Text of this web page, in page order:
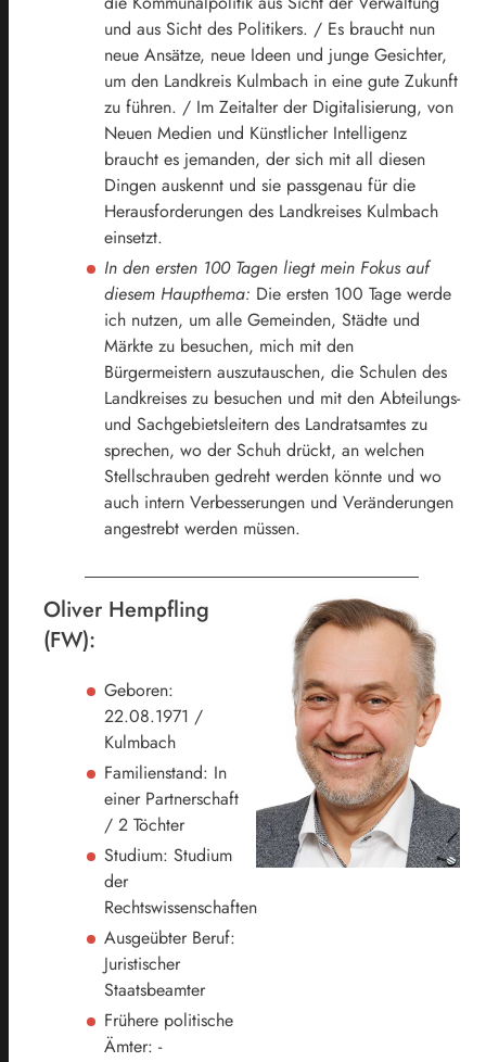
und aus Sicht des Politikers. / Es braucht nun
neue Ansätze, neue Ideen und junge Gesichter,
um den Landkreis Kulmbach in eine gute Zukunft
zu führen. / Im Zeitalter der Digitalisierung, von
Neuen Medien und Künstlicher Intelligenz
braucht es jemanden, der sich mit all diesen
Dingen auskennt und sie passgenau für die
Herausforderungen des Landkreises Kulmbach
einsetzt.
In den ersten 100 Tagen liegt mein Fokus auf
diesem Haupthema: Die ersten 100 Tage werde
ich nutzen, um alle Gemeinden, Städte und
Märkte zu besuchen, mich mit den
Bürgermeistern auszutauschen, die Schulen des
Landkreises zu besuchen und mit den Abteilungs-
und Sachgebietsleitern des Landratsamtes zu
sprechen, wo der Schuh drückt, an welchen
Stellschrauben gedreht werden könnte und wo
auch intern Verbesserungen und Veränderungen
angestrebt werden müssen.
Oliver Hempfling
(FW):
Geboren:
22.08.1971 /
Kulmbach
Familienstand: In
einer Partnerschaft
/ 2 Töchter
Studium: Studium
der
Rechtswissenschaften
Ausgeübter Beruf:
Juristischer
Staatsbeamter
Frühere politische
Ämter: -